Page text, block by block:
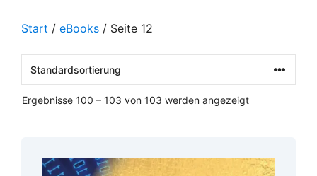
Start / eBooks / Seite 12
Ergebnisse 100 – 103 von 103 werden angezeigt